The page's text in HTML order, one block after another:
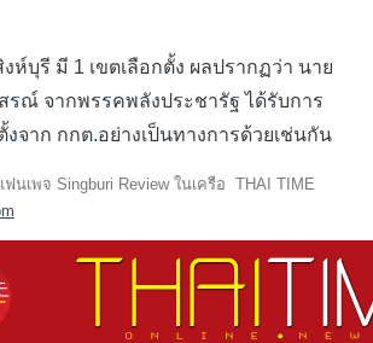
งห์บุรี มี 1 เขตเลือกตั้ง ผลปรากฏว่า นาย
ณ์ จากพรรคพลังประชารัฐ ได้รับการ
งจาก กกต.อย่างเป็นทางการด้วยเช่นกัน
นเพจ Singburi Review ในเครือ THAI TIME